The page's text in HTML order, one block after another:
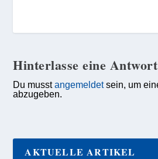
Hinterlasse eine Antwort
Du musstangemeldetsein, um
abzugeben.
AKTUELLE ARTIKEL